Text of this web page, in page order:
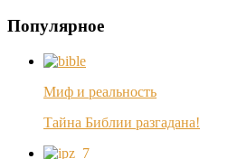
Популярное
Миф и реальность
Тайна Библии разгадана!